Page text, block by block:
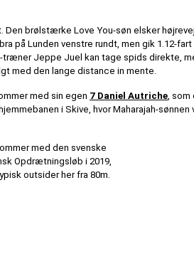
Den brølstærke Love You-søn elsker
på Lunden venstre rundt, men gik 1.12-
Jeppe Juel kan tage spids direkte,
med den lange distance in mente.
med sin egen 7 Daniel Autriche, som
i Skive, hvor Maharajah-
med den svenske
Opdrætningsløb i 2019,
outsider her fra 80m.